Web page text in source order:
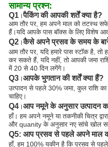
सामान्य प्रश्न:
Q1।पैकिंग की आपकी शर्तें क्या है?
आम तौर पर, हम अपने माल को तटस्थ
हैं।यदि आपके पास बॉक्स के लिए विशेष
Q2।कैसे अपने प्रसव के समय के
आम तौर पर, यदि हमारे पास स्टॉक है, तो
कर सकते हैं, यदि नहीं, तो आपकी जमा
में 20 से 40 दिन लगेंगे।
Q3।आपके भुगतान की शर्तें क्या हैं?
उत्पादन से पहले 30% जमा, कुल राशि
चाहिए।
Q4।आप नमूने के अनुसार उत्पादन
हाँ। हम अपने नमूने या तकनीकी चित्र
और quanity के अनुसार नए सांचे खोल
Q5: आप प्रसव से पहले अपने माल का
हाँ, हम 100% यकीन है कि प्रसव से पहले